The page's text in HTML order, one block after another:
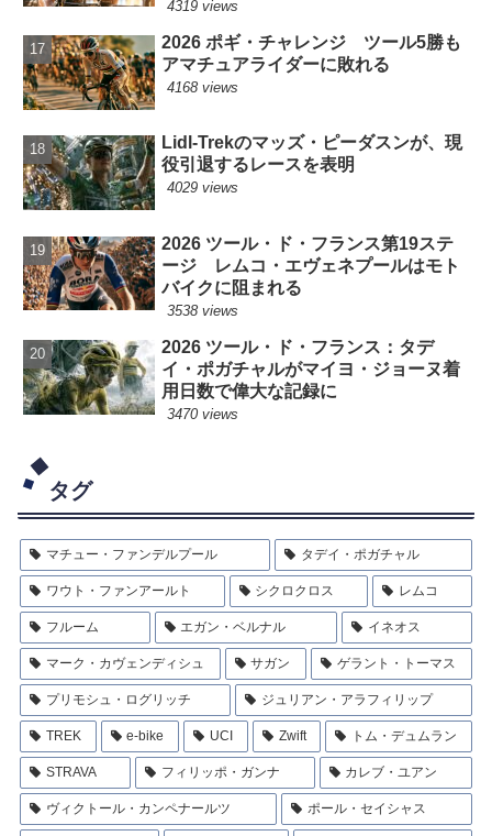
4319 views
2026 ポギ・チャレンジ ツール5勝も
アマチュアライダーに敗れる
4168 views
Lidl-Trekのマッズ・ピーダスンが、現
役引退するレースを表明
4029 views
2026 ツール・ド・フランス第19ステ
ージ レムコ・エヴェネプールはモト
バイクに阻まれる
3538 views
2026 ツール・ド・フランス：タデ
イ・ポガチャルがマイヨ・ジョーヌ着
用日数で偉大な記録に
3470 views
タグ
マチュー・ファンデルプール タデイ・ポガチャル
ワウト・ファンアールト シクロクロス レムコ
フルーム エガン・ベルナル イネオス
マーク・カヴェンディシュ サガン ゲラント・トーマス
プリモシュ・ログリッチ ジュリアン・アラフィリップ
TREK e-bike UCI Zwift トム・デュムラン
STRAVA フィリッポ・ガンナ カレブ・ユアン
ヴィクトール・カンペナールツ ポール・セイシャス